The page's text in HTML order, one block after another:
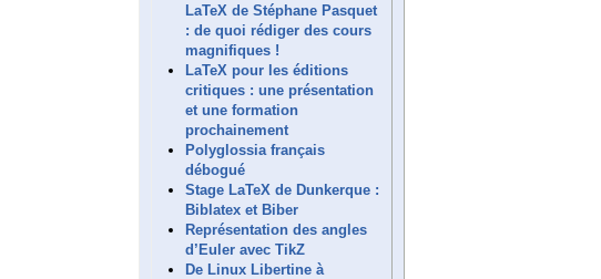
LaTeX de Stéphane Pasquet
: de quoi rédiger des cours
magnifiques !
LaTeX pour les éditions
critiques : une présentation
et une formation
prochainement
Polyglossia français
débogué
Stage LaTeX de Dunkerque :
Biblatex et Biber
Représentation des angles
d’Euler avec TikZ
De Linux Libertine à